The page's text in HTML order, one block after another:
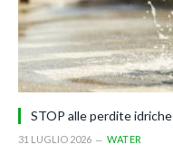
STOP alle perdite idriche
31 LUGLIO 2026 WATER